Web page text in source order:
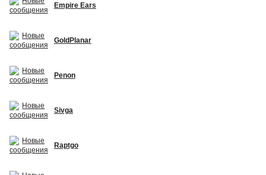
Empire Ears
GoldPlanar
Penon
Sivga
Raptgo